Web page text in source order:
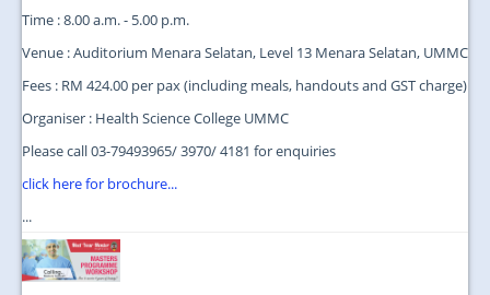
Time : 8.00 a.m. - 5.00 p.m.
Venue : Auditorium Menara Selatan, Level 13 Menara Selatan, UMMC
Fees : RM 424.00 per pax (including meals, handouts and GST charge)
Organiser : Health Science College UMMC
Please call 03-79493965/ 3970/ 4181 for enquiries
click here for brochure...
...